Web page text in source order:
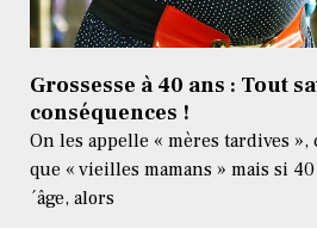
Grossesse à 40 ans : Tout
conséquences !
On les appelle « mères tardives
que « vieilles mamans » mais si
´âge, alors